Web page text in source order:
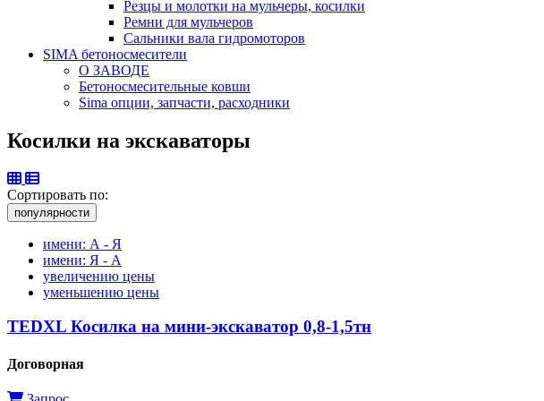
Резцы и молотки на мульчеры, косилки
Ремни для мульчеров
Сальники вала гидромоторов
SIMA бетоносмесители
О ЗАВОДЕ
Бетоносмесительные ковши
Sima опции, запчасти, расходники
Косилки на экскаваторы
Сортировать по:
популярности
имени: А - Я
имени: Я - А
увеличению цены
уменьшению цены
TEDXL Косилка на мини-экскаватор 0,8-1,5тн
Договорная